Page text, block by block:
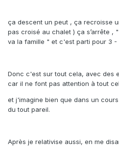
ça descent un peut , ça recroisse
pas croisé au chalet ) ça s’arrête ,
va la famille " et c'est parti pour 3 -
Donc c'est sur tout cela, avec des
car il ne font pas attention à tout
et j'imagine bien que dans un
du tout pareil.
Après je relativise aussi, en me